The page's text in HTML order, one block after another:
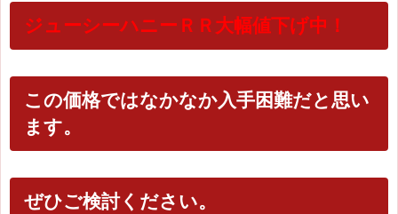
ジューシーハニーＲＲ大幅値下げ中！
この価格ではなかなか入手困難だと思い
ます。
ぜひご検討ください。